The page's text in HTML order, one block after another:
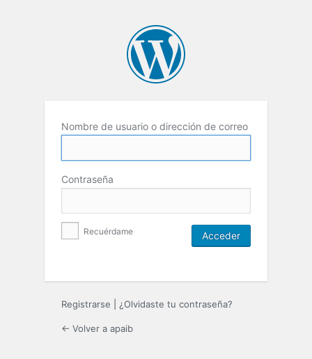
Nombre de usuario o dirección de correo
Contraseña
Recuérdame
Registrarse ¿Olvidaste tu contraseña?
← Volver a apaib